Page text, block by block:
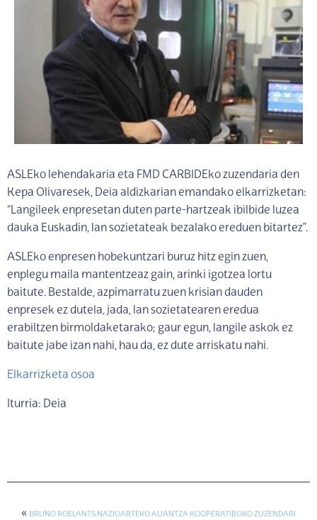
ASLEko lehendakaria eta FMD CARBIDEko zuzendaria den
Kepa Olivaresek, Deia aldizkarian emandako elkarrizketan:
“Langileek enpresetan duten parte-hartzeak ibilbide luzea
dauka Euskadin, lan sozietateak bezalako ereduen bitartez”.
ASLEko enpresen hobekuntzari buruz hitz egin zuen,
enplegu maila mantentzeaz gain, arinki igotzea lortu
baitute. Bestalde, azpimarratu zuen krisian dauden
enpresek ez dutela, jada, lan sozietatearen eredua
erabiltzen birmoldaketarako; gaur egun, langile askok ez
baitute jabe izan nahi, hau da, ez dute arriskatu nahi.
Elkarrizketa osoa
Iturria: Deia
« BRUNO ROELANTS NAZIOARTEKO ALIANTZA KOOPERATIBOKO ZUZENDARI